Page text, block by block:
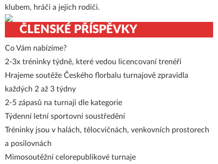
klubem, hráči a jejich rodiči.
ČLENSKÉ PŘÍSPĚVKY
Co Vám nabízíme?
2-3x tréninky týdně, které vedou licencovaní trenéři
Hrajeme soutěže Českého florbalu turnajově zpravidla
každých 2 až 3 týdny
2-5 zápasů na turnaji dle kategorie
Týdenní letní sportovní soustředění
Tréninky jsou v halách, tělocvičnách, venkovních prostorech
a posilovnách
Mimosoutěžní celorepublikové turnaje